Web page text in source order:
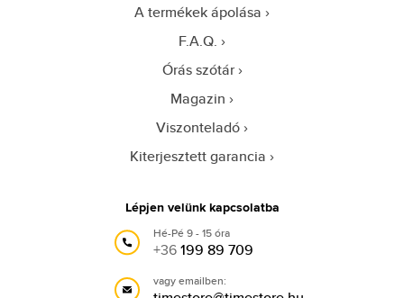
A termékek ápolása
F.A.Q.
Órás szótár
Magazin
Viszonteladó
Kiterjesztett garancia
Lépjen velünk kapcsolatba
Hé-Pé 9 - 15 óra
+36199 89 709
vagy emailben: